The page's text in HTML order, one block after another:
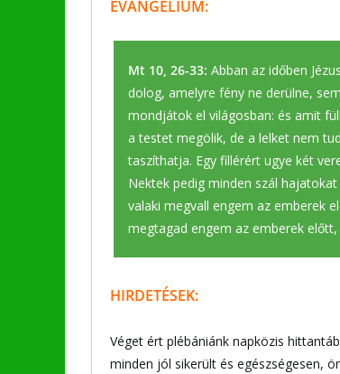
EVANGÉLIUM:
Mt 10, 26-33: Abban az időben
dolog, amelyre fény ne derülne,
mondjátok el világosban: és amit
a testet megölik, de a lelket nem
taszíthatja. Egy fillérért ugye két
Nektek pedig minden szál
valaki megvall engem az emberek
megtagad engem az emberek
HIRDETÉSEK:
Véget ért plébániánk napközis
minden jól sikerült és egészségesen,